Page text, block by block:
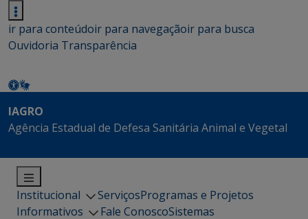
ir para conteúdoir para navegaçãoir para busca
Ouvidoria Transparência
IAGRO
Agência Estadual de Defesa Sanitária Animal e Vegetal
Institucional ServiçosProgramas e Projetos
Informativos
Fale ConoscoSistemas